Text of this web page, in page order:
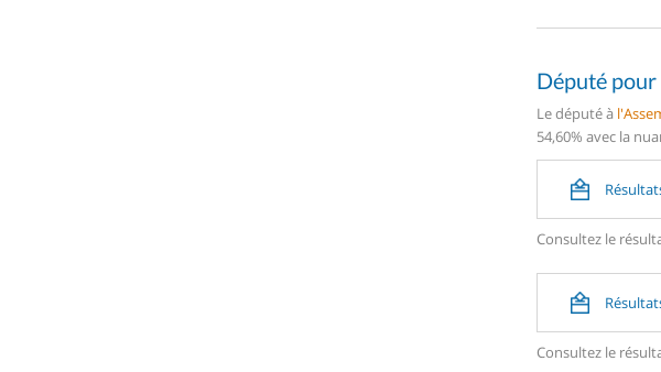
Député
Le député à
54,60% avec la
Consultez le
Consultez le